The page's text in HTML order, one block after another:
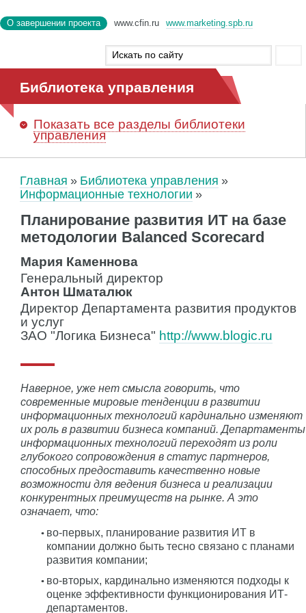
О завершении проекта www.cfin.ru www.marketing.spb.ru
Библиотека управления
Показать все разделы библиотеки
управления
Главная
Библиотека управления
Информационные технологии
Планирование развития ИТ на базе
методологии Balanced Scorecard
Мария Каменнова
Генеральный директор
Антон Шматалюк
Директор Департамента развития продуктов
и услуг
ЗАО "Логика Бизнеса" http://www.blogic.ru
Наверное, уже нет смысла говорить, что
современные мировые тенденции в развитии
информационных технологий кардинально изменяют
их роль в развитии бизнеса компаний. Департаменты
информационных технологий переходят из роли
глубокого сопровождения в статус партнеров,
способных предоставить качественно новые
возможности для ведения бизнеса и реализации
конкурентных преимуществ на рынке. А это
означает, что:
во-первых, планирование развития ИТ в
компании должно быть тесно связано с планами
развития компании;
во-вторых, кардинально изменяются подходы к
оценке эффективности функционирования ИТ-
департаментов.